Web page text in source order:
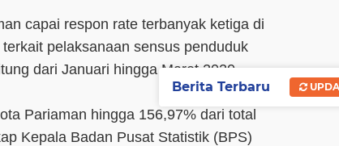
capai respon rate terbanyak ketiga di
pelaksanaan sensus penduduk
dari Januari hingga Maret 2020.
Pariaman hingga 156,97% dari total
Kepala Badan Pusat Statistik (BPS)
Berita Terbaru